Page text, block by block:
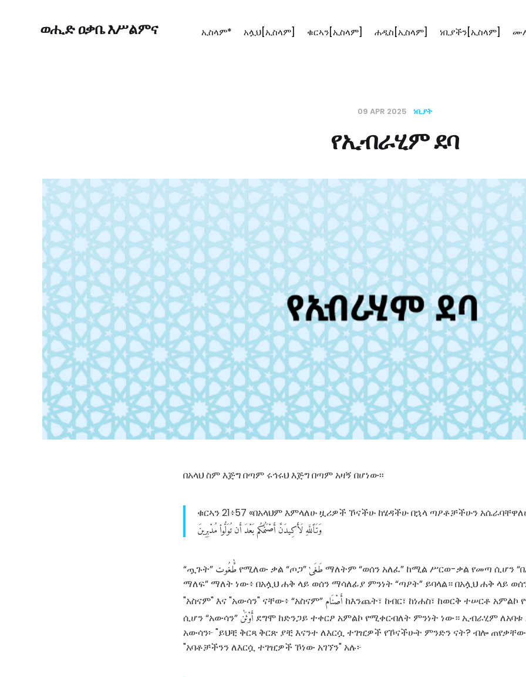
ወሒድ ዐቃቤ እሥልምና ኢስላም* አሏህ[ኢስላም] ቁርኣን[ኢስላም] ሐዲስ[ኢስላም] ነቢያችን[ኢስላም]
09 APR 2025 ነቢያት
የኢብራሂም ደባ
በአላህ ስም እጅግ በጣም ሩኅሩህ እጅግ በጣም አዛኝ በሆነው፡፡
ቁርኣን 21፥57 «በአላህም እምላለሁ ዟሪዎች ኾናችሁ ከሄዳችሁ በኋላ ጣዖቶቻችሁን
وَتَٱللَّهِلَأَكِيدَنَّأَصْنَٰمَكُمبَعْدَأَنتُوَلُّوا۟مُدْبِرِينَ
“ጧጉት” طَّٰغُوتየሚለው ቃል “ጦጋ”طَغَىٰማለትም “ወሰን አለፈ” ከሚል ሥርወ-ቃል የመጣ ሲሆን
ማለፍ” ማለት ነው፥ በአሏህ ሐቅ ላይ ወሰን ማሳለፊያ ምንነት “ጣዖት” ይባላል። በአሏህ ሐቅ ላይ
"አስናም" እና "አውሳን" ናቸው፥ “አስናም” أَصْنَام ከእንጨት፣ ከብር፣ ከነሐስ፣ ከወርቅ ተሠርቶ
ሲሆን “አውሳን” أَوْثَٰنደግሞ ከድንጋይ ተቀርፆ አምልኮ የሚቀርብለት ምንነት ነው። ኢብራሂም ለአባቱ
አውሳን፦ "ይህቺ ቅርጻ ቅርጽ ያቺ እናንተ ለእርሷ ተገዢዎች የኾናችሁት ምንድን ናት? ብሎ
"አባቶቻችንን ለእርሷ ተገዢዎች ኾነው አገኘን" አሉ፦